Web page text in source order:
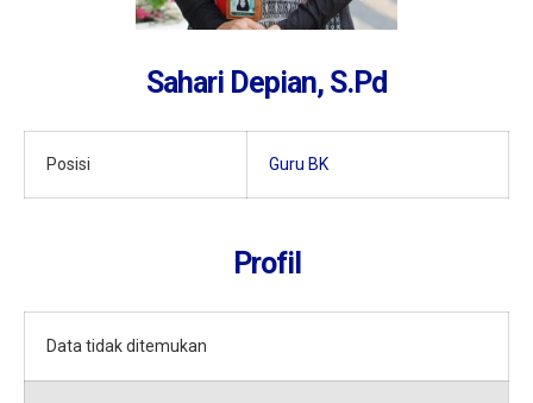
Sahari Depian, S.Pd
Posisi Guru BK
Profil
Data tidak ditemukan